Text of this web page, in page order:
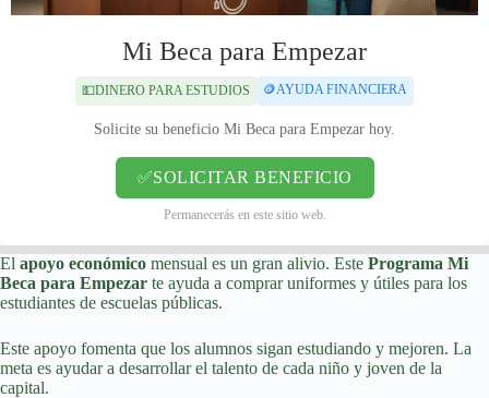
Mi Beca para Empezar
💵DINERO PARA ESTUDIOS 🪙AYUDA FINANCIERA
Solicite su beneficio Mi Beca para Empezar hoy.
✅SOLICITAR BENEFICIO
Permanecerás en este sitio web.
El apoyo económico mensual es un gran alivio. Este Programa Mi
Beca para Empezar te ayuda a comprar uniformes y útiles para los
estudiantes de escuelas públicas.
Este apoyo fomenta que los alumnos sigan estudiando y mejoren. La
meta es ayudar a desarrollar el talento de cada niño y joven de la
capital.